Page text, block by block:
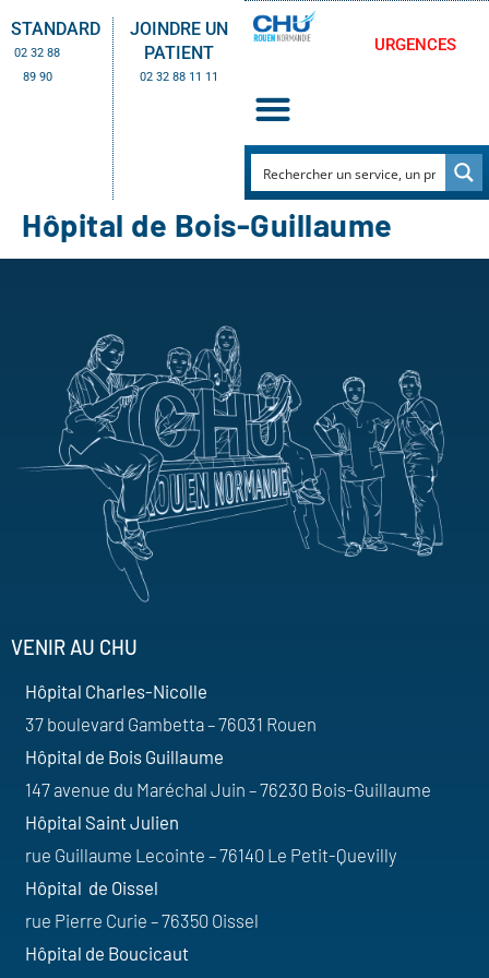
STANDARD
02 32 88
89 90
JOINDRE UN
PATIENT
02 32 88 11 11
URGENCES
Hôpital de Bois-Guillaume
VENIR AU CHU
Hôpital Charles-Nicolle
37 boulevard Gambetta – 76031 Rouen
Hôpital de Bois Guillaume
147 avenue du Maréchal Juin – 76230 Bois-Guillaume
Hôpital Saint Julien
rue Guillaume Lecointe – 76140 Le Petit-Quevilly
Hôpital de Oissel
rue Pierre Curie – 76350 Oissel
Hôpital de Boucicaut